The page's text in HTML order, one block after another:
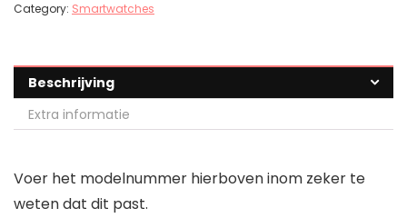
Category: Smartwatches
Beschrijving
Extra informatie
Voer het modelnummer hierboven inom zeker te
weten dat dit past.